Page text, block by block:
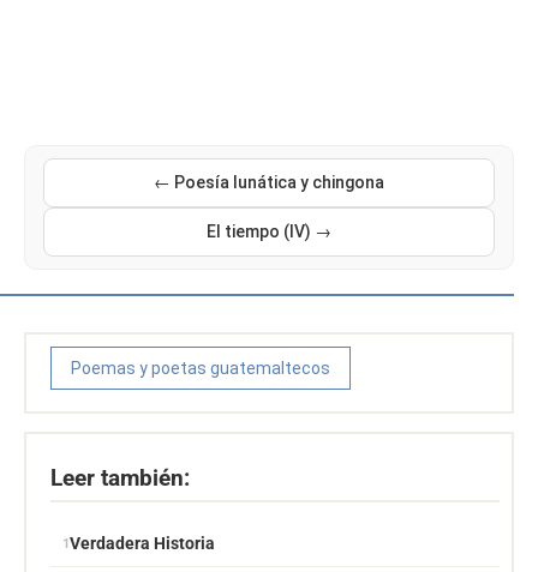
← Poesía lunática y chingona
El tiempo (IV) →
Poemas y poetas guatemaltecos
Leer también:
Verdadera Historia